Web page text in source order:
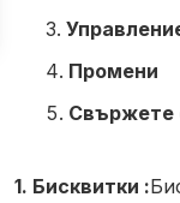
Промени
Свържете
1. Бисквитки :